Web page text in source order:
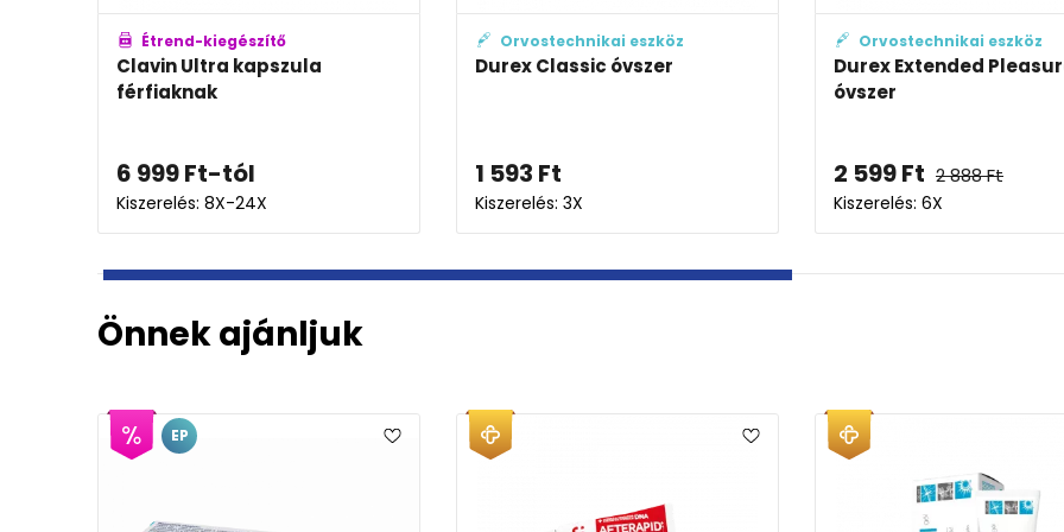
Orvostechnikai eszköz
Durex Extra Safe óvszer
1 496Ft-tól
Kiszerelés: 3X-6X
Orvostechnikai eszköz
Durex Feel Intimate óvszer
2 125 Ft
Kiszerelés: 6X
Orvostechnikai eszköz
Durex Feel Thin
óvszer
2 363Ft -tól
Kiszerelés: 6X-12X
Önnek ajánljuk
EP